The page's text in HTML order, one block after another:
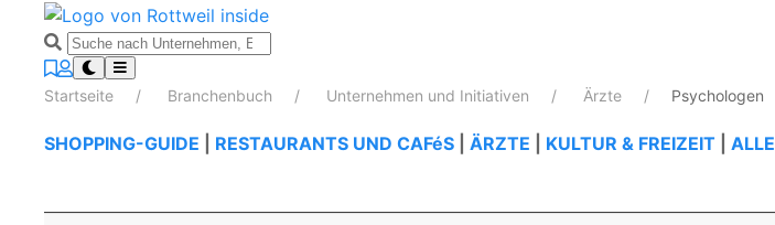
Startseite Branchenbuch Unternehmen und Initiativen Ärzte Psychologen
SHOPPING-GUIDE RESTAURANTS UND CAFéS ÄRZTE KULTUR & FREIZEIT ALLE